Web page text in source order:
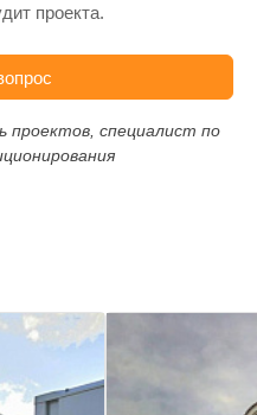
проекта.
проектов, специалист по